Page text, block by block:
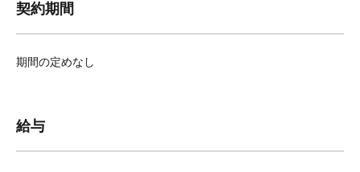
契約期間
期間の定めなし
給与